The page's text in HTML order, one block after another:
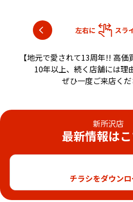
【地元で愛されて13周年!! 高価
10年以上、続く店舗には理
ぜひ一度ご来店くだ
新所沢店
最新情報は
チラシをダウン